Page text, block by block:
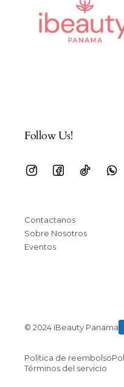
Follow Us!
Contactanos
Sobre Nosotros
Eventos
© 2024 iBeauty Panama
Política de reembolso
Términos del servicio